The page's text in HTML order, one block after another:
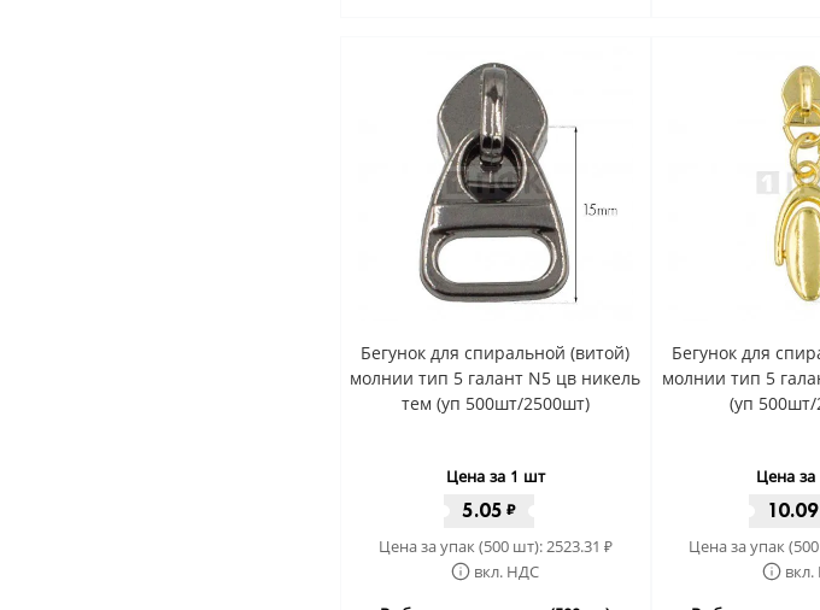
Бегунок для спиральной (витой)
молнии тип 5 галант N5 цв никель
тем (уп 500шт/2500шт)
Цена за 1 шт
5.05 ₽
Цена за упак (500 шт):2523.31 ₽
вкл. НДС
Бегунок для
молнии тип 5
(уп
Цена
10.09
Цена за упак